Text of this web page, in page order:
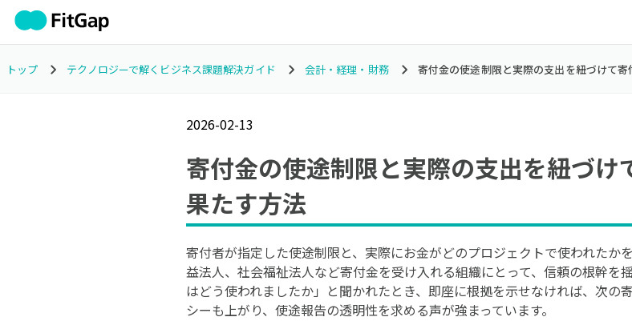
トップ テクノロジーで解くビジネス課題解決ガイド 会計・経理・財務 寄付金の使途制限と実際の支出を紐づけて
2026-02-13
寄付金の使途制限と実際の支出を紐づけ
果たす方法
寄付者が指定した使途制限と、実際にお金がどのプロジェクトで使われたか
益法人、社会福祉法人など寄付金を受け入れる組織にとって、信頼の根幹を
はどう使われましたか」と聞かれたとき、即座に根拠を示せなければ、次の
シーも上がり、使途報告の透明性を求める声が強まっています。